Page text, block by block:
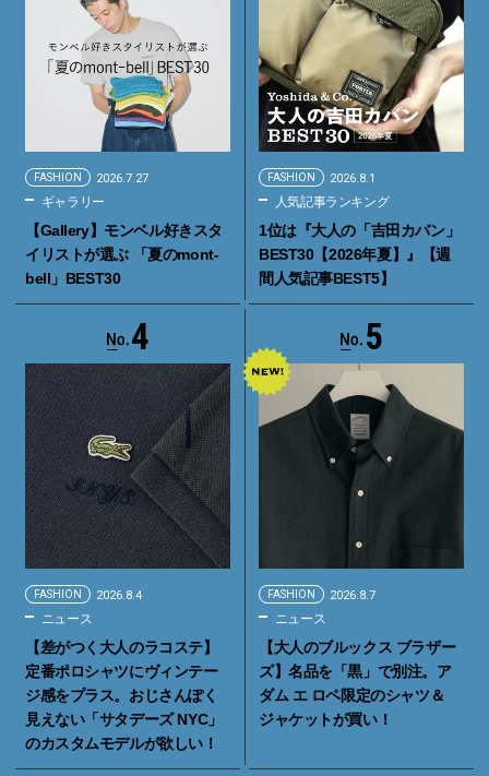
FASHION 2026.7.27
ギャラリー
【Gallery】モンベル好きスタ
イリストが選ぶ 「夏のmont-
bell」BEST30
FASHION 2026.8.1
人気記事ランキング
1位は『大人の「吉田カバン」
BEST30【2026年夏】』【週
間人気記事BEST5】
4
FASHION 2026.8.4
ニュース
【差がつく大人のラコステ】
定番ポロシャツにヴィンテー
ジ感をプラス。おじさんぽく
見えない「サタデーズ NYC」
のカスタムモデルが欲しい！
5
FASHION 2026.8.7
ニュース
【大人のブルックス ブラザー
ズ】名品を「黒」で別注。ア
ダム エ ロペ限定のシャツ＆
ジャケットが買い！